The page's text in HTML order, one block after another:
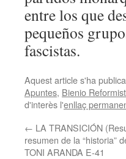
entre los que
pequeños
fascistas.
Aquest article s'ha
Apuntes, Bienio
d'interès l'enllaç
← LA TRANSICIÓN
resumen de la “historia”
TONI ARANDA E-41